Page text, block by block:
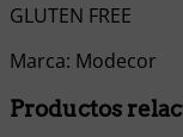
GLUTEN FREE
Marca: Modecor
Productos